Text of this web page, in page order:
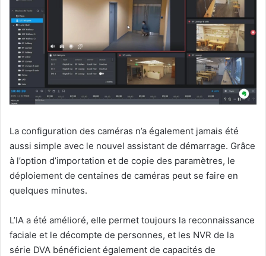
La configuration des caméras n’a également jamais été
aussi simple avec le nouvel assistant de démarrage. Grâce
à l’option d’importation et de copie des paramètres, le
déploiement de centaines de caméras peut se faire en
quelques minutes.
L’IA a été amélioré, elle permet toujours la reconnaissance
faciale et le décompte de personnes, et les NVR de la
série DVA bénéficient également de capacités de